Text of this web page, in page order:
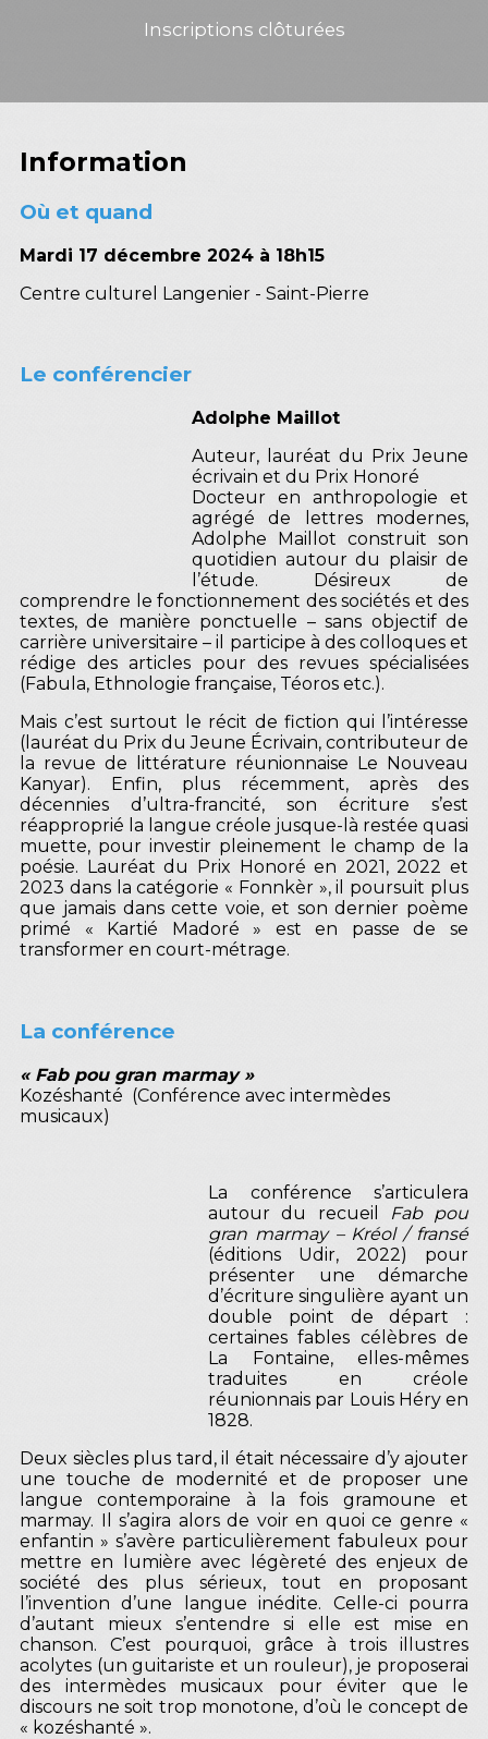
Inscriptions clôturées
Information
Où et quand
Mardi 17 décembre 2024 à 18h15
Centre culturel Langenier - Saint-Pierre
Le conférencier
Adolphe Maillot
Auteur, lauréat du Prix Jeune
écrivain et du Prix Honoré
Docteur en anthropologie et
agrégé de lettres modernes,
Adolphe Maillot construit son
quotidien autour du plaisir de
l’étude. Désireux de
comprendre le fonctionnement des sociétés et des
textes, de manière ponctuelle – sans objectif de
carrière universitaire – il participe à des colloques et
rédige des articles pour des revues spécialisées
(Fabula, Ethnologie française, Téoros etc.).
Mais c’est surtout le récit de fiction qui l’intéresse
(lauréat du Prix du Jeune Écrivain, contributeur de
la revue de littérature réunionnaise Le Nouveau
Kanyar). Enfin, plus récemment, après des
décennies d’ultra-francité, son écriture s’est
réapproprié la langue créole jusque-là restée quasi
muette, pour investir pleinement le champ de la
poésie. Lauréat du Prix Honoré en 2021, 2022 et
2023 dans la catégorie « Fonnkèr », il poursuit plus
que jamais dans cette voie, et son dernier poème
primé « Kartié Madoré » est en passe de se
transformer en court-métrage.
La conférence
« Fab pou gran marmay »
Kozéshanté (Conférence avec intermèdes
musicaux)
La conférence s’articulera
autour du recueil
Fab pou
gran marmay – Kréol / fransé
(éditions Udir, 2022) pour
présenter une démarche
d’écriture singulière ayant un
double point de départ :
certaines fables célèbres de
La Fontaine, elles-mêmes
traduites en créole
réunionnais par Louis Héry en
1828.
Deux siècles plus tard, il était nécessaire d’y ajouter
une touche de modernité et de proposer une
langue contemporaine à la fois gramoune et
marmay. Il s’agira alors de voir en quoi ce genre «
enfantin » s’avère particulièrement fabuleux pour
mettre en lumière avec légèreté des enjeux de
société des plus sérieux, tout en proposant
l’invention d’une langue inédite. Celle-ci pourra
d’autant mieux s’entendre si elle est mise en
chanson. C’est pourquoi, grâce à trois illustres
acolytes (un guitariste et un rouleur), je proposerai
des intermèdes musicaux pour éviter que le
discours ne soit trop monotone, d’où le concept de
« kozéshanté ».